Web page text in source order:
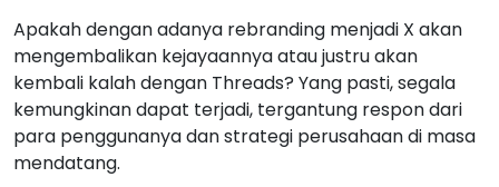
Apakah dengan adanya rebranding menjadi X akan
mengembalikan kejayaannya atau justru akan
kembali kalah dengan Threads? Yang pasti, segala
kemungkinan dapat terjadi, tergantung respon dari
para penggunanya dan strategi perusahaan di masa
mendatang.